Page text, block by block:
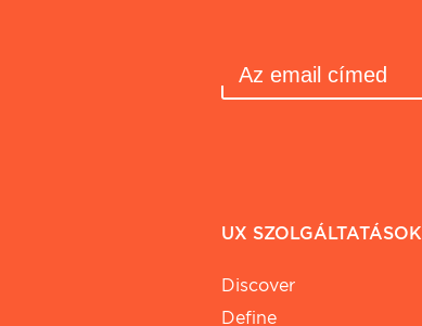
UX SZOLGÁLTATÁSOK
Discover
Define